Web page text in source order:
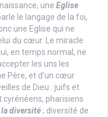
une Eglise
le langage de la foi,
une Eglise qui ne
du cœur. Le miracle
en temps normal, ne
les uns les
Père, et d’un cœur
de Dieu : juifs et
pharisiens
la diversité ; diversité de